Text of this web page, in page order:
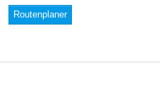
Routenplaner